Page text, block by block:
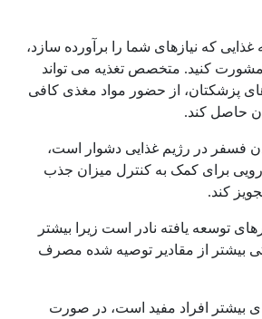
غذایی که نیازهای شما را برآورده سازد،
کنید. متخصص تغذیه می تواند
پزشکتان، از حضور مواد مغذی کافی
حاصل کند.
فسفر در رژیم غذایی دشوار است،
برای کمک به کنترل میزان جذب
کند.
توسعه یافته نادر است زیرا بیشتر
بیشتر از مقادیر توصیه شده مصرف
بیشتر افراد مفید است، در صورت